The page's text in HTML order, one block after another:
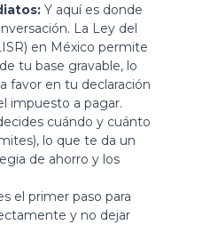
Y aquí es donde
La Ley del
en México permite
tu base gravable, lo
favor en tu declaración
impuesto a pagar.
cuándo y cuánto
lo que te da un
de ahorro y los
el primer paso para
y no dejar